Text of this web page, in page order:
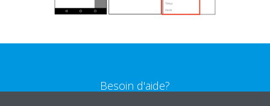
Besoin d'aide?